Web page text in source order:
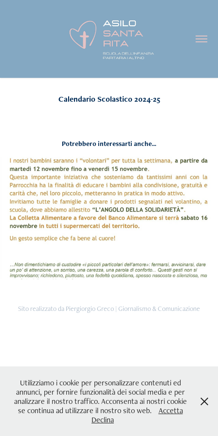
Calendario Scolastico 2024-25
Potrebbero interessarti anche...
Colletta alimentare 2024
Sito realizzato da Piergiorgio Greco | Giornalismo & Comunicazione
Utilizziamo i cookie per personalizzare contenuti ed
annunci, per fornire funzionalità dei social media e per
analizzare il nostro traffico. Acconsenta ai nostri cookie
se continua ad utilizzare il nostro sito web.
Accetta
Declina